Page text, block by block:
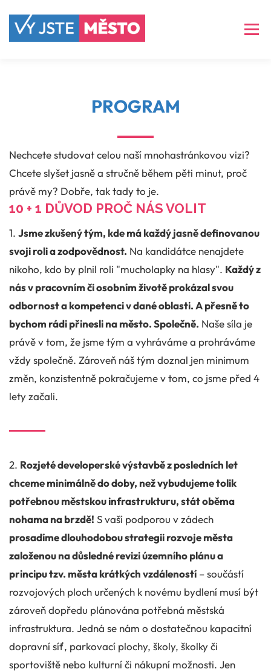
obsah
Menu
PROGRAM
Nechcete studovat celou naší mnohastránkovou vizi?
Chcete slyšet jasně a stručně během pěti minut, proč
právě my? Dobře, tak tady to je.
10 + 1 DŮVOD PROČ NÁS VOLIT
1. Jsme zkušený tým, kde má každý jasně definovanou
svoji roli a zodpovědnost. Na kandidátce nenajdete
nikoho, kdo by plnil roli "mucholapky na hlasy". Každý z
nás v pracovním či osobním životě prokázal svou
odbornost a kompetenci v dané oblasti. A přesně to
bychom rádi přinesli na město. Společně. Naše síla je
právě v tom, že jsme tým a vyhráváme a prohráváme
vždy společně. Zároveň náš tým doznal jen minimum
změn, konzistentně pokračujeme v tom, co jsme před 4
lety začali.
2. Rozjeté developerské výstavbě z posledních let
chceme minimálně do doby, než vybudujeme tolik
potřebnou městskou infrastrukturu, stát oběma
nohama na brzdě! S vaší podporou v zádech
prosadíme dlouhodobou strategii rozvoje města
založenou na důsledné revizi územního plánu a
principu tzv. města krátkých vzdáleností – součástí
rozvojových ploch určených k novému bydlení musí být
zároveň dopředu plánována potřebná městská
infrastruktura. Jedná se nám o dostatečnou kapacitní
dopravní síť, parkovací plochy, školy, školky či
sportoviště nebo kulturní či nákupní možnosti. Jen